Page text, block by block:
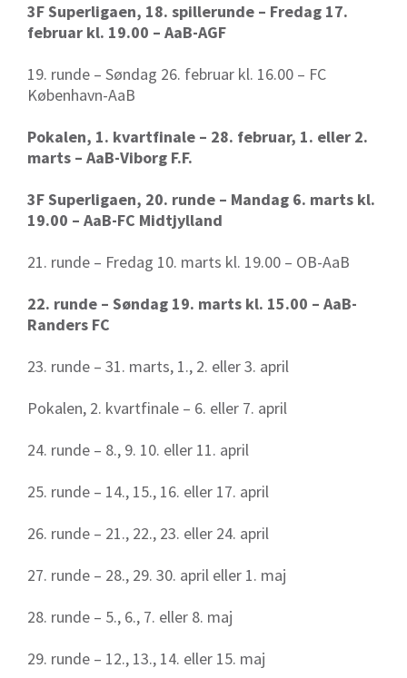
3F Superligaen, 18. spillerunde – Fredag 17.
februar kl. 19.00 – AaB-AGF
19. runde – Søndag 26. februar kl. 16.00 – FC
København-AaB
Pokalen, 1. kvartfinale – 28. februar, 1. eller 2.
marts – AaB-Viborg F.F.
3F Superligaen, 20. runde – Mandag 6. marts kl.
19.00 – AaB-FC Midtjylland
21. runde – Fredag 10. marts kl. 19.00 – OB-AaB
22. runde – Søndag 19. marts kl. 15.00 – AaB-
Randers FC
23. runde – 31. marts, 1., 2. eller 3. april
Pokalen, 2. kvartfinale – 6. eller 7. april
24. runde – 8., 9. 10. eller 11. april
25. runde – 14., 15., 16. eller 17. april
26. runde – 21., 22., 23. eller 24. april
27. runde – 28., 29. 30. april eller 1. maj
28. runde – 5., 6., 7. eller 8. maj
29. runde – 12., 13., 14. eller 15. maj